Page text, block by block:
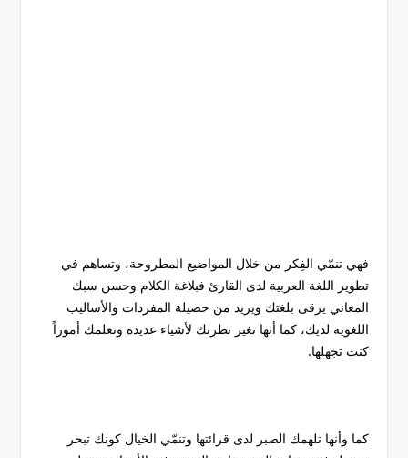
فهي تنمّي الفِكر من خلال المواضيع المطروحة، وتساهم في
تطوير اللغة العربية لدى القارئ فبلاغة الكلام وحسن سبك
المعاني يرقى بلغتك ويزيد من حصيلة المفردات والأساليب
اللغوية لديك، كما أنها تغير نظرتك لأشياء عديدة وتعلمك أموراً
كنت تجهلها.
كما وأنها تلهمك الصبر لدى قرائتها وتنمّي الخيال كونك تبحر